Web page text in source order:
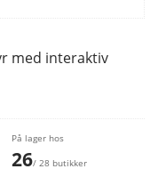
med interaktiv
På lager hos
26/ 28 butikker